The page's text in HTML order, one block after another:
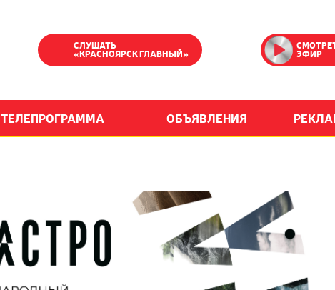
СЛУШАТЬ
«КРАСНОЯРСК ГЛАВНЫЙ» ЭФИР
ТЕЛЕПРОГРАММА ОБЪЯВЛЕНИЯ